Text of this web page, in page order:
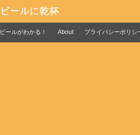
ビールに乾杯
ビールがわかる！ About プライバシーポリシ